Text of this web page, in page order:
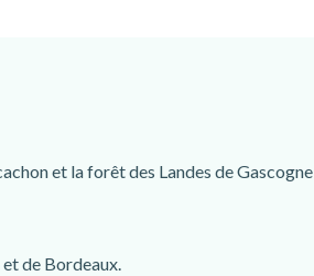
et la forêt des Landes de Gascogne
de Bordeaux.